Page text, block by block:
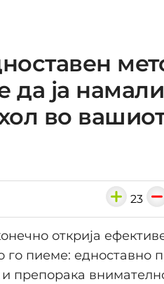
да ја
во
23
открија
го пиеме: едноставно
препорака